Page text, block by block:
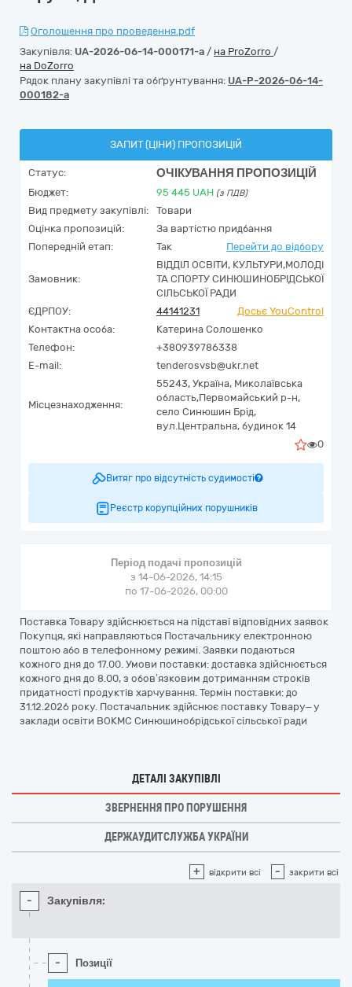
Оголошення про проведення.pdf
Закупівля: UA-2026-06-14-000171-a / на ProZorro /
на DoZorro
Рядок плану закупівлі та обґрунтування: UA-P-2026-06-14-
000182-a
ЗАПИТ (ЦІНИ) ПРОПОЗИЦІЙ
Статус: ОЧІКУВАННЯ ПРОПОЗИЦІЙ
Бюджет: 95 445 UAH (з ПДВ)
Вид предмету закупівлі:
Товари
Оцінка пропозицій:
За вартістю придбання
Попередній етап:
Так Перейти до відбору
Замовник:
ВІДДІЛ ОСВІТИ, КУЛЬТУРИ,МОЛОДІ
ТА СПОРТУ СИНЮШИНОБРІДСЬКОЇ
СІЛЬСЬКОЇ РАДИ
ЄДРПОУ:
44141231
Досьє YouControl
Контактна особа:
Катерина Солошенко
Телефон:
+380939786338
E-mail:
tenderosvsb@ukr.net
Місцезнаходження:
55243, Україна, Миколаївська
область,Первомайський р-н,
село Синюшин Брід,
вул.Центральна, будинок 14
0
Витяг про відсутність судимості
Реєстр корупційних порушників
Період подачі пропозицій
з 14-06-2026, 14:15
по 17-06-2026, 00:00
Поставка Товару здійснюється на підставі відповідних заявок
Покупця, які направляються Постачальнику електронною
поштою або в телефонному режимі. Заявки подаються
кожного дня до 17.00. Умови поставки: доставка здійснюється
кожного дня до 8.00, з обов’язковим дотриманням строків
придатності продуктів харчування. Термін поставки: до
31.12.2026 року. Постачальник здійснює поставку Товару– у
заклади освіти ВОКМС Синюшинобрідської сільської ради
ДЕТАЛІ ЗАКУПІВЛІ
ЗВЕРНЕННЯ ПРО ПОРУШЕННЯ
ДЕРЖАУДИТСЛУЖБА УКРАЇНИ
+ відкрити всі - закрити всі
- Закупівля:
- Позиції